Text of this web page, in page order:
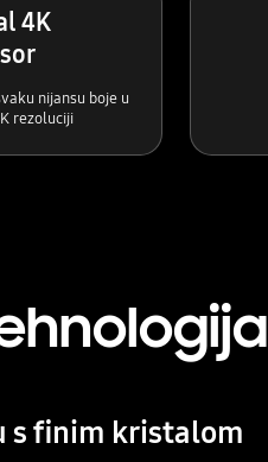
4K
nijansu boje u
rezoluciji
s finim kristalom